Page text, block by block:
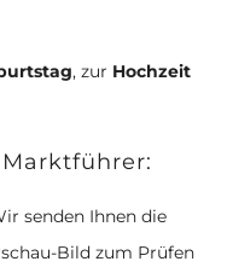
, zur Hochzeit
senden Ihnen die
Bild zum Prüfen